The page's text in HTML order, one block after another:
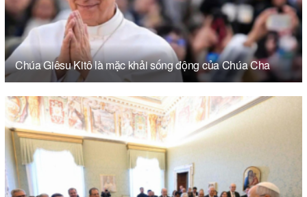
Chúa Giêsu Kitô là mặc khải sống động của Chúa Cha